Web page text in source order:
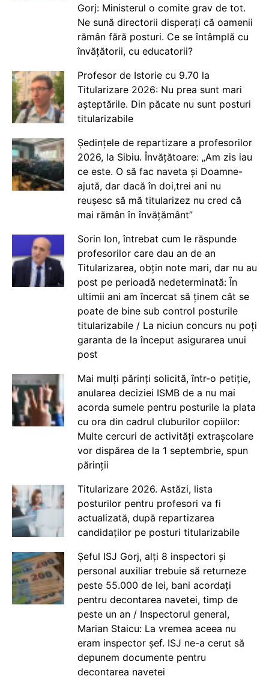
Gorj: Ministerul o comite grav de tot.
Ne sună directorii disperați că oamenii
rămân fără posturi. Ce se întâmplă cu
învățătorii, cu educatorii?
Profesor de Istorie cu 9.70 la
Titularizare 2026: Nu prea sunt mari
așteptările. Din păcate nu sunt posturi
titularizabile
Ședințele de repartizare a profesorilor
2026, la Sibiu. Învățătoare: „Am zis iau
ce este. O să fac naveta și Doamne-
ajută, dar dacă în doi,trei ani nu
reușesc să mă titularizez nu cred că
mai rămân în învățământ”
Sorin Ion, întrebat cum le răspunde
profesorilor care dau an de an
Titularizarea, obțin note mari, dar nu au
post pe perioadă nedeterminată: În
ultimii ani am încercat să ținem cât se
poate de bine sub control posturile
titularizabile / La niciun concurs nu poți
garanta de la început asigurarea unui
post
Mai mulți părinți solicită, într-o petiție,
anularea deciziei ISMB de a nu mai
acorda sumele pentru posturile la plata
cu ora din cadrul cluburilor copiilor:
Multe cercuri de activități extrașcolare
vor dispărea de la 1 septembrie, spun
părinții
Titularizare 2026. Astăzi, lista
posturilor pentru profesori va fi
actualizată, după repartizarea
candidaților pe posturi titularizabile
Șeful ISJ Gorj, alți 8 inspectori și
personal auxiliar trebuie să returneze
peste 55.000 de lei, bani acordați
pentru decontarea navetei, timp de
peste un an / Inspectorul general,
Marian Staicu: La vremea aceea nu
eram inspector șef. ISJ ne-a cerut să
depunem documente pentru
decontarea navetei